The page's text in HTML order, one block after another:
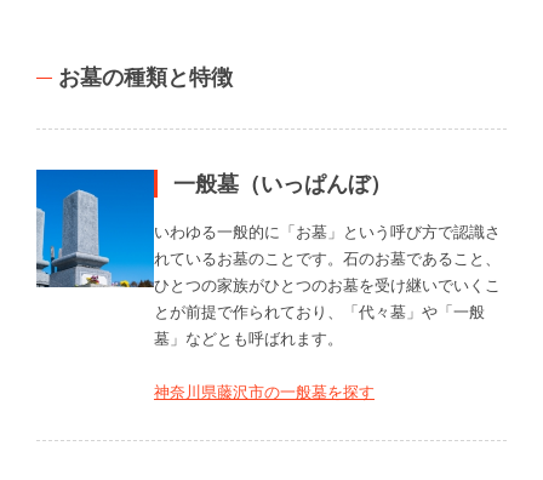
お墓の種類と特徴
一般墓（いっぱんぼ）
いわゆる一般的に「お墓」という呼び方で認識さ
れているお墓のことです。石のお墓であること、
ひとつの家族がひとつのお墓を受け継いでいくこ
とが前提で作られており、「代々墓」や「一般
墓」などとも呼ばれます。
神奈川県藤沢市の一般墓を探す